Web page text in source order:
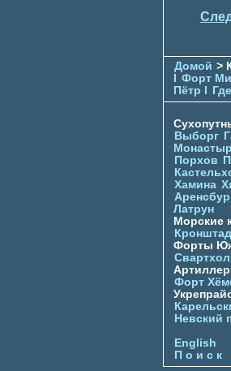
Домой >
Форт
Пётр I
Выборг
Порхов
Хамина
Латрун
Морские
Форты
Форт
Невский
English
П о и с к